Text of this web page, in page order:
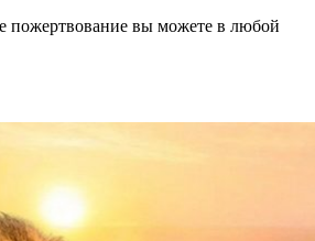
пожертвование вы можете в любой